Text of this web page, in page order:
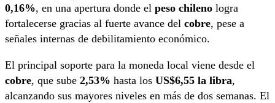
0,16%, en una apertura donde el peso chileno logra
fortalecerse gracias al fuerte avance del cobre, pese a
señales internas de debilitamiento económico.
El principal soporte para la moneda local viene desde el
cobre, que sube 2,53% hasta los US$6,55 la libra,
alcanzando sus mayores niveles en más de dos semanas. El